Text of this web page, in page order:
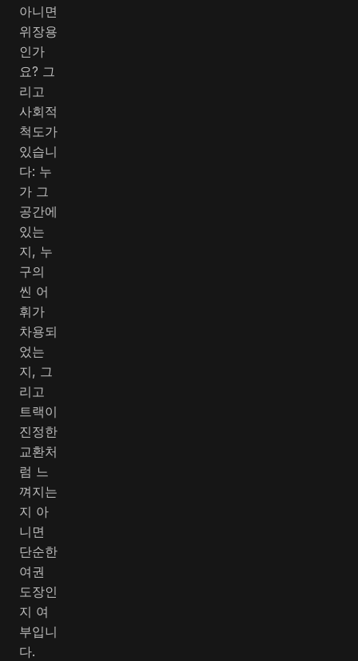
아니면
위장용
인가
요? 그
리고
사회적
척도가
있습니
다: 누
가 그
공간에
있는
지, 누
구의
씬 어
휘가
차용되
었는
지, 그
리고
트랙이
진정한
교환처
럼 느
껴지는
지 아
니면
단순한
여권
도장인
지 여
부입니
다.